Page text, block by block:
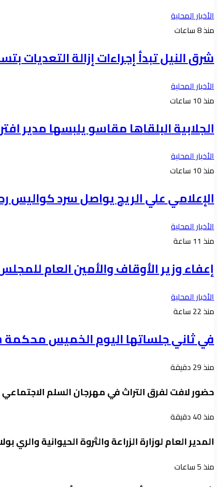
الأخبار المحلية
منذ 8 ساعات
شرق النيل تبدأ إجراءات إزالة التعديات
الأخبار المحلية
منذ 10 ساعات
الجلابية البلقاها مقاسو يلبسها
الأخبار المحلية
منذ 10 ساعات
الإعلامي علي الريح يواصل سرد كواليس
الأخبار المحلية
منذ 11 ساعة
إعفاء وزير الأوقاف والأمين العام
الأخبار المحلية
منذ 22 ساعة
في ثاني جلساتها اليوم الخميس
منذ 29 دقيقة
حضور لافت لفرق التراث في مهرجان السلم الاجتماعي
منذ 40 دقيقة
المدير العام لوزارة الزراعة والثروة الحيوانية
منذ 5 ساعات